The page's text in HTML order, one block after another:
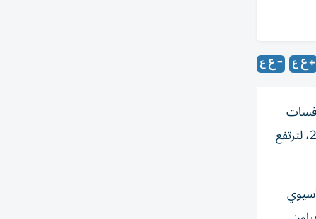
خلال منافسات
الرجال في فئة الكبار التي أقيمت، الجمعة، في مبادلة أرينا بالعاصمة أبوظبي، ضمن اليوم السابع من بطولة العالم للجوجيتسو 2026، لترتفع